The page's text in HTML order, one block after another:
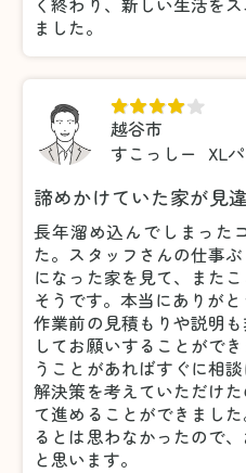
く終わり、新しい生活を
ました。
越谷市
すこっしー
XL
諦めかけていた家が見
長年溜め込んでしまった
た。スタッフさんの仕事
になった家を見て、また
そうです。本当にありがと
作業前の見積もりや説明
してお願いすることがで
うことがあればすぐに相
解決策を考えていただけ
て進めることができまし
るとは思わなかったので
と思います。